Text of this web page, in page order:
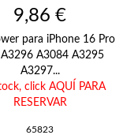
Precio
9,86 €
para iPhone 16 Pro
A3084 A3295
A3297...
click AQUÍ PARA
RESERVAR
65823